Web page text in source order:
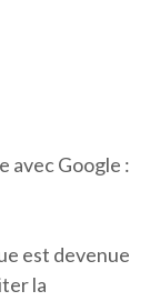
avec Google :
est devenue
la